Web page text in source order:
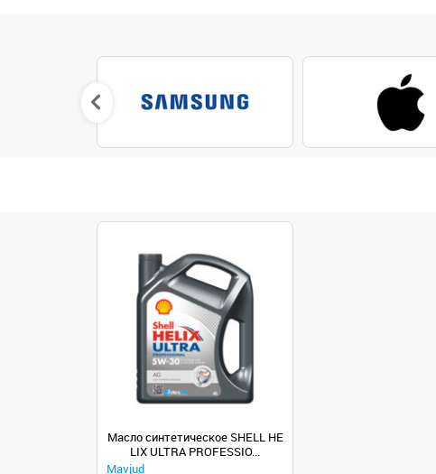
Масло синтетическое SHELL HE
LIX ULTRA PROFESSIO...
Mavjud